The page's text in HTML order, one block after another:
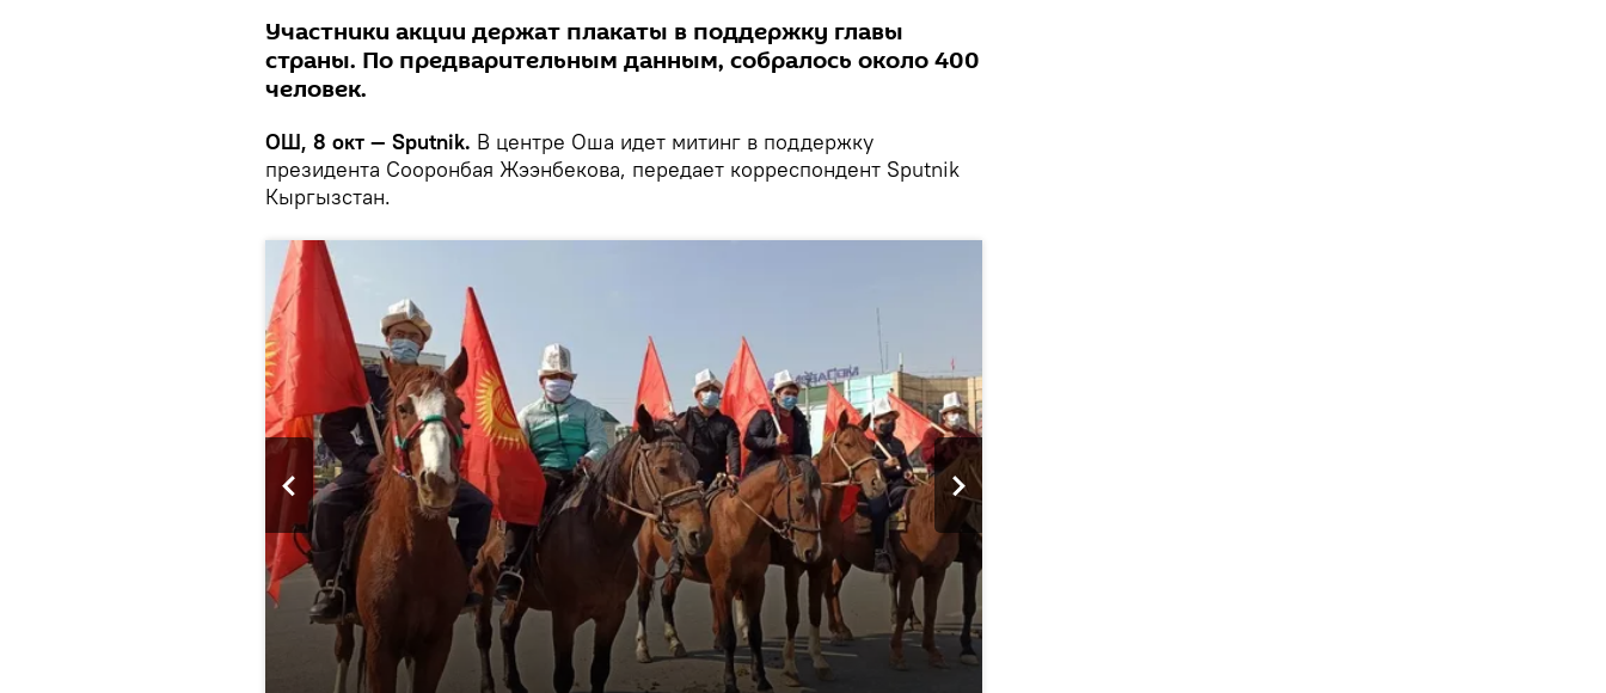
Участники акции держат плакаты в поддержку главы
страны. По предварительным данным, собралось около 400
человек.
ОШ, 8 окт — Sputnik. В центре Оша идет митинг в поддержку
президента Сооронбая Жээнбекова, передает корреспондент Sputnik
Кыргызстан.